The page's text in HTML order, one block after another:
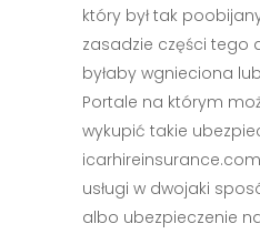
który był tak
zasadzie części tego
byłaby wgnieciona
Portale na którym
wykupić takie
usługi w dwojaki
albo ubezpieczenie